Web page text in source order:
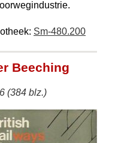
Sm-480.200
Beeching
(384 blz.)